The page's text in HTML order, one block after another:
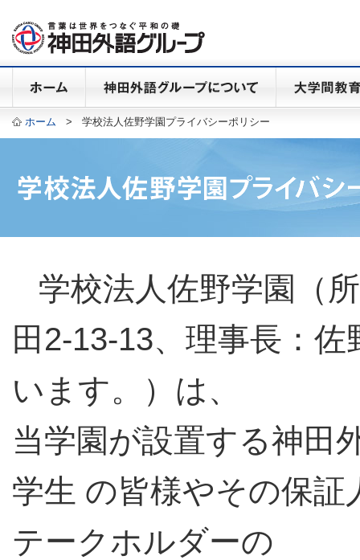
ホーム > 学校法人佐野学園プライバシーポリシー
学校法人佐野学園（
田2‐13‐13、理事長：
います。）は、
当学園が設置する神田
学生 の皆様やその保
テークホルダーの